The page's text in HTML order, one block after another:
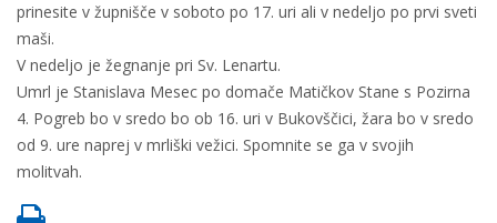
prinesite v župnišče v soboto po 17. uri ali v nedeljo po prvi sveti
maši.
V nedeljo je žegnanje pri Sv. Lenartu.
Umrl je Stanislava Mesec po domače Matičkov Stane s Pozirna
4. Pogreb bo v sredo bo ob 16. uri v Bukovščici, žara bo v sredo
od 9. ure naprej v mrliški vežici. Spomnite se ga v svojih
molitvah.